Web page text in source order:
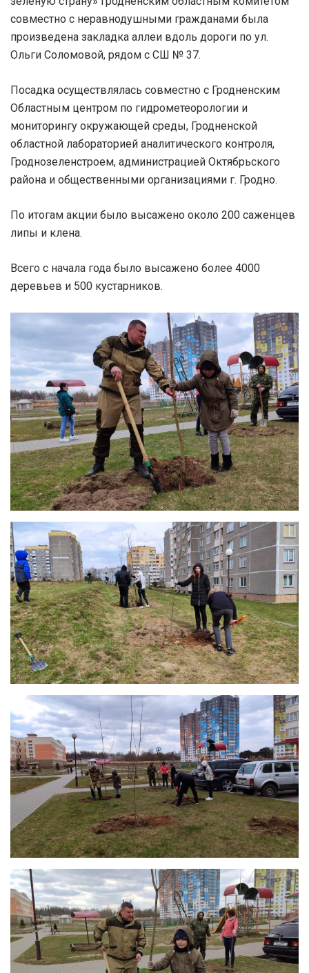
совместно с неравнодушными гражданами была
произведена закладка аллеи вдоль дороги по ул.
Ольги Соломовой, рядом с СШ № 37.
Посадка осуществлялась совместно с Гродненским
Областным центром по гидрометеорологии и
мониторингу окружающей среды, Гродненской
областной лабораторией аналитического контроля,
Гроднозеленстроем, администрацией Октябрьского
района и общественными организациями г. Гродно.
По итогам акции было высажено около 200 саженцев
липы и клена.
Всего с начала года было высажено более 4000
деревьев и 500 кустарников.